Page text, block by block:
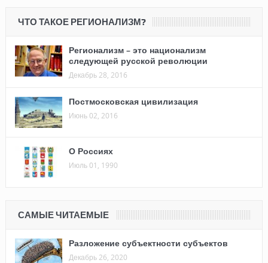
ЧТО ТАКОЕ РЕГИОНАЛИЗМ?
Регионализм – это национализм
следующей русской революции
Декабрь 28, 2016
Постмосковская цивилизация
Июнь 02, 2016
О Россиях
Июль 01, 1990
САМЫЕ ЧИТАЕМЫЕ
Разложение субъектности субъектов
Декабрь 26, 2020